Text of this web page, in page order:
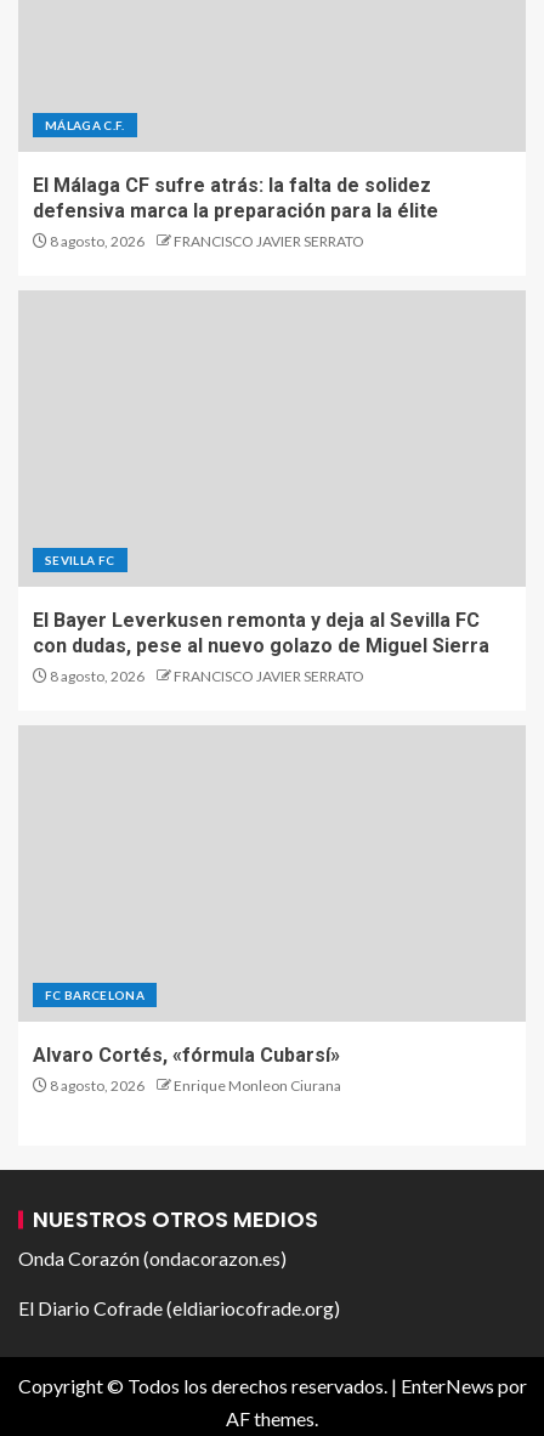
MÁLAGA C.F.
El Málaga CF sufre atrás: la falta de solidez
defensiva marca la preparación para la élite
8 agosto, 2026 FRANCISCO JAVIER SERRATO
SEVILLA FC
El Bayer Leverkusen remonta y deja al Sevilla FC
con dudas, pese al nuevo golazo de Miguel Sierra
8 agosto, 2026 FRANCISCO JAVIER SERRATO
FC BARCELONA
Alvaro Cortés, «fórmula Cubarsí»
8 agosto, 2026 Enrique Monleon Ciurana
NUESTROS OTROS MEDIOS
Onda Corazón (ondacorazon.es)
El Diario Cofrade (eldiariocofrade.org)
Copyright © Todos los derechos reservados. | EnterNews por
AF themes.